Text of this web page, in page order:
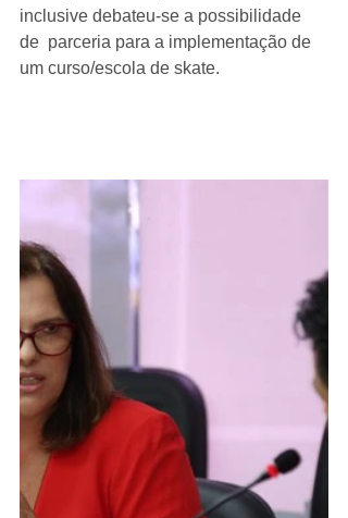
inclusive debateu-se a possibilidade
de  parceria para a implementação de
um curso/escola de skate.